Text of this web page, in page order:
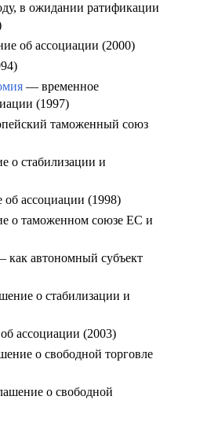
в ожидании ратификации
об ассоциации (2000)
— временное
(1997)
таможенный союз
о стабилизации и
ассоциации (1998)
о таможенном союзе ЕС и
как автономный субъект
о стабилизации и
ассоциации (2003)
о свободной торговле
о свободной